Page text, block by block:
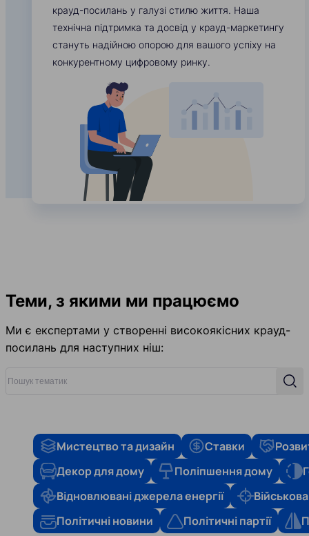
крауд-посилань у галузі стилю життя. Наша
технічна підтримка та досвід у крауд-маркетингу
стануть надійною опорою для вашого успіху на
конкурентному цифровому ринку.
Теми, з якими ми працюємо
Ми є експертами у створенні високоякісних крауд-
посилань для наступних ніш:
Мистецтво та дизайн Ставки
Декор для дому
Поліпшення дому
Відновлювані джерела енергії
Політичні новини
Політичні партії